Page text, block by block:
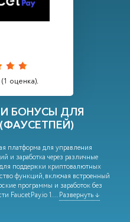
(1 оценка).
БОНУСЫ ДЛЯ
(ФАУСЕТПЕЙ)
платформа для управления
и заработка через различные
поддержки криптовалютных
функций, включая встроенный
программы и заработок без
FaucetPay.io 1....Развернуть ↓